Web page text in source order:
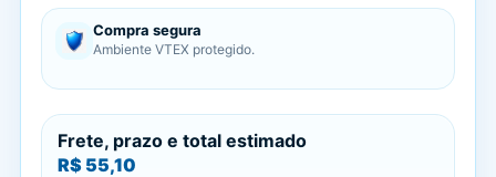
Compra segura
Ambiente VTEX protegido.
Frete, prazo e total estimado
R$ 55,10